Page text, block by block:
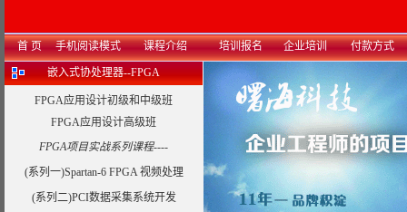
首 页 手机阅读模式 课程介绍 培训报名 企业培训 付款方式
嵌入式协处理器--FPGA
FPGA应用设计初级和中级班
FPGA应用设计高级班
FPGA项目实战系列课程----
(系列一)Spartan-6 FPGA 视频处理
(系列二)PCI数据采集系统开发